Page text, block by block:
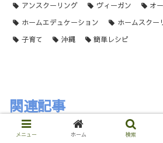
アンスクーリング ヴィーガン オ
ホームエデュケーション
ホームスクー
子育て
沖縄 簡単レシピ
関連記事
メニュー ホーム 検索